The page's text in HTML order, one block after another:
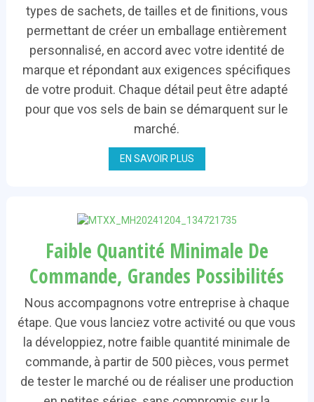
types de sachets, de tailles et de finitions, vous
permettant de créer un emballage entièrement
personnalisé, en accord avec votre identité de
marque et répondant aux exigences spécifiques
de votre produit. Chaque détail peut être adapté
pour que vos sels de bain se démarquent sur le
marché.
EN SAVOIR PLUS
Faible Quantité Minimale De
Commande, Grandes Possibilités
Nous accompagnons votre entreprise à chaque
étape. Que vous lanciez votre activité ou que vous
la développiez, notre faible quantité minimale de
commande, à partir de 500 pièces, vous permet
de tester le marché ou de réaliser une production